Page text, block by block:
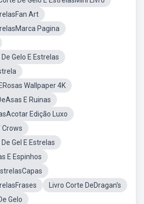
Art
Pagina
Gelo E Estrelas
Wallpaper 4K
E Ruinas
Edição Luxo
Crows
Gel E Estrelas
E Espinhos
Livro Corte DeDragan's
Gelo